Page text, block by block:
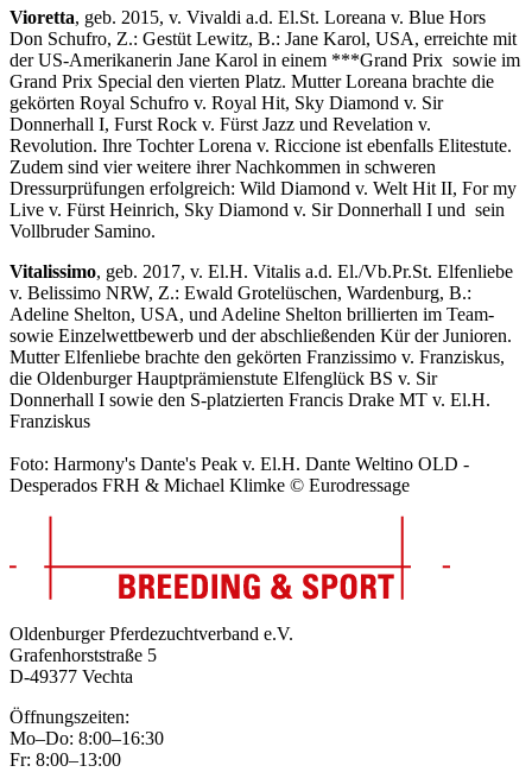
Vioretta, geb. 2015, v. Vivaldi a.d. El.St. Loreana v. Blue Hors
Don Schufro, Z.: Gestüt Lewitz, B.: Jane Karol, USA, erreichte mit
der US-Amerikanerin Jane Karol in einem ***Grand Prix sowie im
Grand Prix Special den vierten Platz. Mutter Loreana brachte die
gekörten Royal Schufro v. Royal Hit, Sky Diamond v. Sir
Donnerhall I, Furst Rock v. Fürst Jazz und Revelation v.
Revolution. Ihre Tochter Lorena v. Riccione ist ebenfalls Elitestute.
Zudem sind vier weitere ihrer Nachkommen in schweren
Dressurprüfungen erfolgreich: Wild Diamond v. Welt Hit II, For my
Live v. Fürst Heinrich, Sky Diamond v. Sir Donnerhall I und sein
Vollbruder Samino.
Vitalissimo, geb. 2017, v. El.H. Vitalis a.d. El./Vb.Pr.St. Elfenliebe
v. Belissimo NRW, Z.: Ewald Grotelüschen, Wardenburg, B.:
Adeline Shelton, USA, und Adeline Shelton brillierten im Team-
sowie Einzelwettbewerb und der abschließenden Kür der Junioren.
Mutter Elfenliebe brachte den gekörten Franzissimo v. Franziskus,
die Oldenburger Hauptprämienstute Elfenglück BS v. Sir
Donnerhall I sowie den S-platzierten Francis Drake MT v. El.H.
Franziskus
Foto: Harmony's Dante's Peak v. El.H. Dante Weltino OLD -
Desperados FRH & Michael Klimke © Eurodressage
Oldenburger Pferdezuchtverband e.V.
Grafenhorststraße 5
D-49377 Vechta
Öffnungszeiten:
Mo–Do: 8:00–16:30
Fr: 8:00–13:00